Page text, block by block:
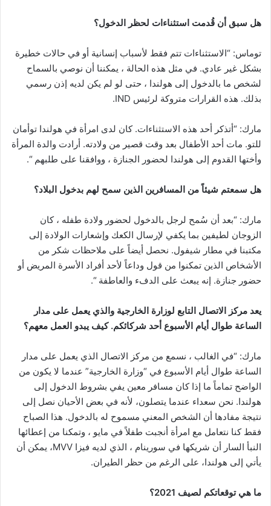
هل سبق أن قُدمت استثناءات لحظر الدخول؟
توماس: “الاستثناءات تتم فقط لأسباب إنسانية أو في حالات خطيرة
بشكل غير عادي. في مثل هذه الحالة ، يمكننا أن نوصي بالسماح
لشخص ما بالدخول إلى هولندا ، حتى لو لم يكن لديه إذن رسمي
بذلك. هذه القرارات متروكة لرئيس IND.
مارك: “أتذكر أحد هذه الاستثناءات. كان لدى امرأة في هولندا توأمان
للتو. مات أحد الأطفال بعد وقت قصير من ولادته. أرادت والدة المرأة
وأختها القدوم إلى هولندا لحضور الجنازة ، ووافقنا على طلبهم “.
هل سمعتم شيئاً من المسافرين الذين سمح لهم بدخول البلاد؟
مارك: “بعد أن سُمح لرجل بالدخول لحضور ولادة طفله ، كان
الزوجان لطيفين بما يكفي لإرسال الكعك وإشعارات الولادة إلى
مكتبنا في مطار شيفول. نحصل أيضاً على ملاحظات شكر من
الأشخاص الذين تمكنوا من قول وداعاً لأحد أفراد الأسرة المريض أو
حضور جنازة. إنه يبعث على الدفء والعاطفة “.
يعد مركز الاتصال التابع لوزارة الخارجية والذي يعمل على مدار
الساعة طوال أيام الأسبوع أحد شركائكم. كيف يبدو العمل معهم؟
مارك: “في الغالب ، نسمع من مركز الاتصال الذي يعمل على مدار
الساعة طوال أيام الأسبوع في “وزارة الخارجية” عندما لا يكون من
الواضح تماماً ما إذا كان مسافر معين يفي بشروط الدخول إلى
هولندا. نحن سعداء عندما يتصلون، لأنه في بعض الأحيان نصل إلى
نتيجة مفادها أن الشخص المعني مسموح له بالدخول. هذا الصباح
فقط كنا نتعامل مع امرأة أنجبت طفلاً في مايو ، وتمكنا من إعطائها
النبأ السار أن شريكها في سورينام ، الذي لديه فيزا MVV، يمكن أن
يأتي إلى هولندا، على الرغم من حظر الطيران.
ما هي توقعاتكم لصيف 2021؟